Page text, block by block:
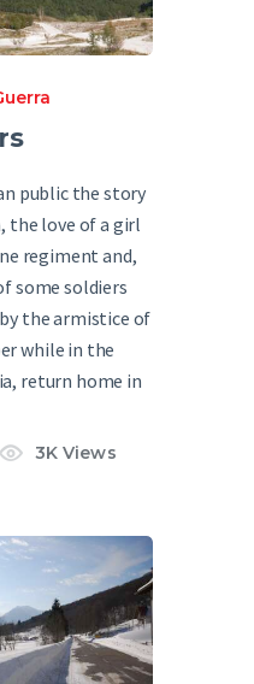
public the story
the love of a girl
regiment and,
some soldiers
the armistice of
while in the
return home in
3K Views